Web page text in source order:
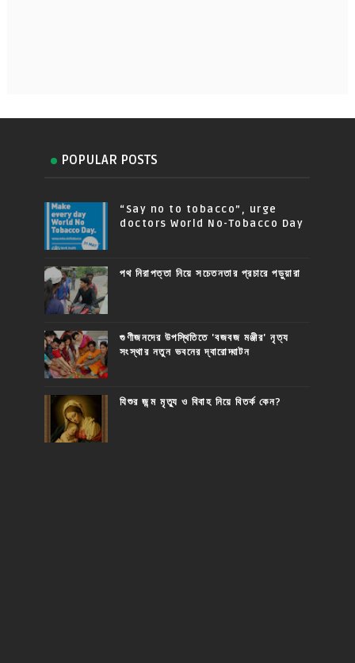
POPULAR POSTS
“Say no to tobacco”, urge
doctors World No-Tobacco Day
পথ নিরাপত্তা নিয়ে সচেতনতার প্রচারে পড়ুয়ারা
গুণীজনদের উপস্থিতিতে 'বজবজ মঞ্জীর' নৃত্য
সংস্থার নতুন ভবনের দ্বারোদ্ঘাটন
যিশুর জন্ম মৃত্যু ও বিবাহ নিয়ে বিতর্ক কেন?